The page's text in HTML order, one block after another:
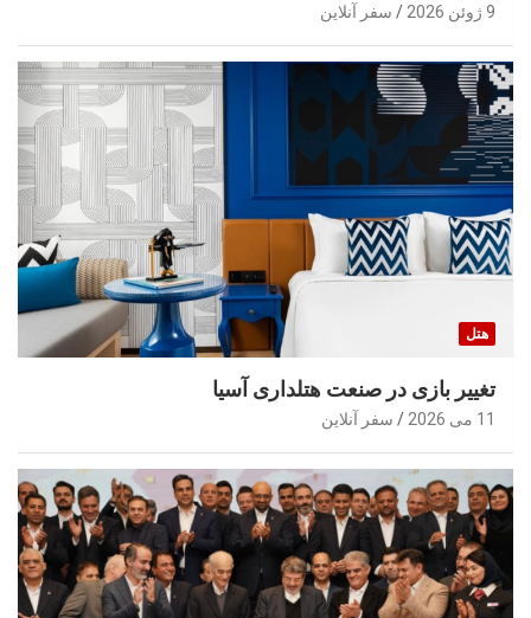
9 ژوئن 2026 سفر آنلاین
هتل
تغییر بازی در صنعت هتلداری آسیا
11 می 2026 سفر آنلاین